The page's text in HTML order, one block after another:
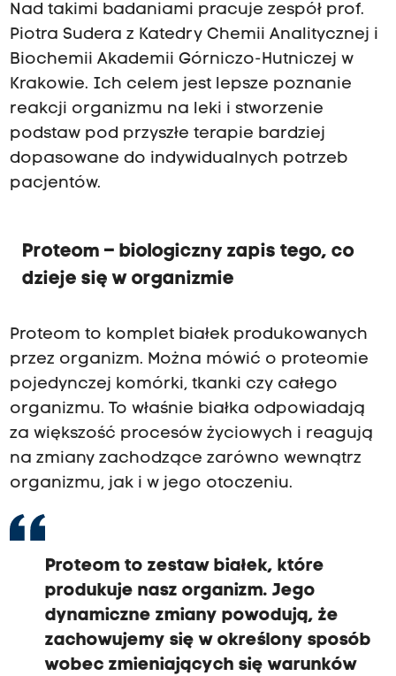
Nad takimi badaniami pracuje zespół prof.
Piotra Sudera z Katedry Chemii Analitycznej i
Biochemii Akademii Górniczo-Hutniczej w
Krakowie. Ich celem jest lepsze poznanie
reakcji organizmu na leki i stworzenie
podstaw pod przyszłe terapie bardziej
dopasowane do indywidualnych potrzeb
pacjentów.
Proteom – biologiczny zapis tego, co
dzieje się w organizmie
Proteom to komplet białek produkowanych
przez organizm. Można mówić o proteomie
pojedynczej komórki, tkanki czy całego
organizmu. To właśnie białka odpowiadają
za większość procesów życiowych i reagują
na zmiany zachodzące zarówno wewnątrz
organizmu, jak i w jego otoczeniu.
Proteom to zestaw białek, które
produkuje nasz organizm. Jego
dynamiczne zmiany powodują, że
zachowujemy się w określony sposób
wobec zmieniających się warunków